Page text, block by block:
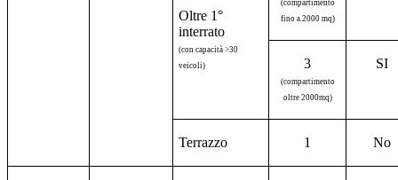
Oltre 1°
interrato
(con capacità >30
veicoli)
(compartimento
fino a 2000 mq)
3
(compartimento
oltre 2000mq)
SI
Terrazzo 1 No